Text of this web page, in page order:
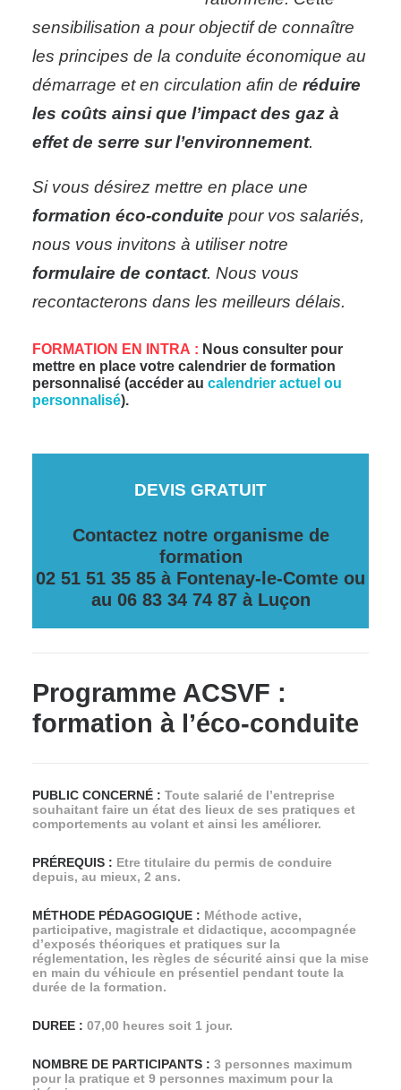
sensibilisation a pour objectif de connaître
les principes de la conduite économique au
démarrage et en circulation afin de réduire
les coûts ainsi que l’impact des gaz à
effet de serre sur l’environnement.
Si vous désirez mettre en place une
formation éco-conduite pour vos salariés,
nous vous invitons à utiliser notre
formulaire de contact. Nous vous
recontacterons dans les meilleurs délais.
FORMATION EN INTRA : Nous consulter pour
mettre en place votre calendrier de formation
personnalisé (accéder au calendrier actuel ou
personnalisé).
DEVIS GRATUIT
Contactez notre organisme de
formation
02 51 51 35 85 à Fontenay-le-Comte ou
au 06 83 34 74 87 à Luçon
Programme ACSVF :
formation à l’éco-conduite
PUBLIC CONCERNÉ : Toute salarié de l’entreprise
souhaitant faire un état des lieux de ses pratiques et
comportements au volant et ainsi les améliorer.
PRÉREQUIS : Etre titulaire du permis de conduire
depuis, au mieux, 2 ans.
MÉTHODE PÉDAGOGIQUE : Méthode active,
participative, magistrale et didactique, accompagnée
d’exposés théoriques et pratiques sur la
réglementation, les règles de sécurité ainsi que la mise
en main du véhicule en présentiel pendant toute la
durée de la formation.
DUREE : 07,00 heures soit 1 jour.
NOMBRE DE PARTICIPANTS : 3 personnes maximum
pour la pratique et 9 personnes maximum pour la